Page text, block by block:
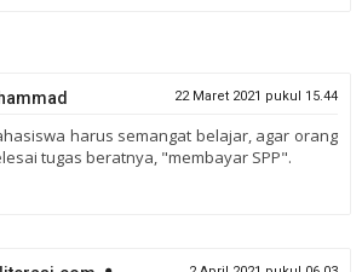
22 Maret 2021 pukul 15.44
harus semangat belajar, agar orang
tugas beratnya, "membayar SPP".